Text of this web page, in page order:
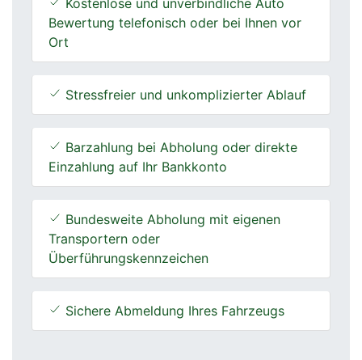
Kostenlose und unverbindliche Auto
Bewertung telefonisch oder bei Ihnen vor
Ort
Stressfreier und unkomplizierter Ablauf
Barzahlung bei Abholung oder direkte
Einzahlung auf Ihr Bankkonto
Bundesweite Abholung mit eigenen
Transportern oder
Überführungskennzeichen
Sichere Abmeldung Ihres Fahrzeugs